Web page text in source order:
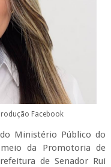
Facebook
Ministério Público do
da Promotoria de
de Senador Rui